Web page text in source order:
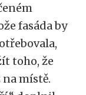
fasáda by
toho, že
místě.